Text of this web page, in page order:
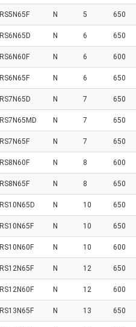
RS5N65F N 5 650
RS6N65D N 6 650
RS6N60F N 6 600
RS6N65F N 6 650
RS7N65D N 7 650
RS7N65MD N 7 650
RS7N65F N 7 650
RS8N60F N 8 600
RS8N65F N 8 650
RS10N65D N 10 650
RS10N65F N 10 650
RS10N60F N 10 600
RS12N65F N 12 650
RS12N60F N 12 600
RS13N65F N 13 650